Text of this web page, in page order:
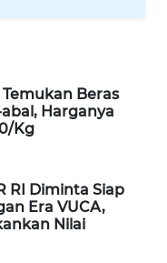
Beras
Harganya
Kg
RI Diminta Siap
Era VUCA,
Nilai